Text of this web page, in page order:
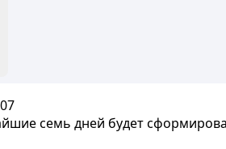
семь дней будет